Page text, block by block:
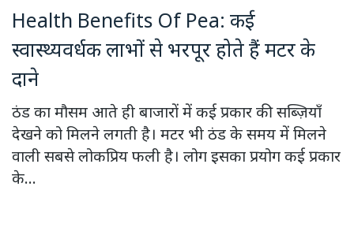
Health Benefits Of Pea: कई
स्वास्थ्यवर्धक लाभों से भरपूर होते हैं मटर के
दाने
ठंड का मौसम आते ही बाजारों में कई प्रकार की सब्ज़ियाँ
देखने को मिलने लगती है। मटर भी ठंड के समय में मिलने
वाली सबसे लोकप्रिय फली है। लोग इसका प्रयोग कई प्रकार
के...